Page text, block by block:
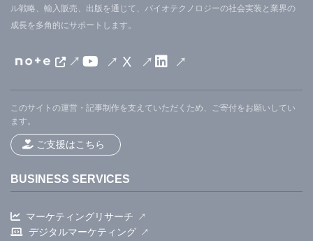
ル戦略、輸入販売、出版を通じて、バイオテクノロジーの社会実装と業界の
成長を多角的にサポートします。
X
このサイトの運営・記事制作を支えていただくため、ご寄付をお願いしてい
ます。
ご支援はこちら
BUSINESS SERVICES
マーケティングリサーチ
デジタルマーケティング